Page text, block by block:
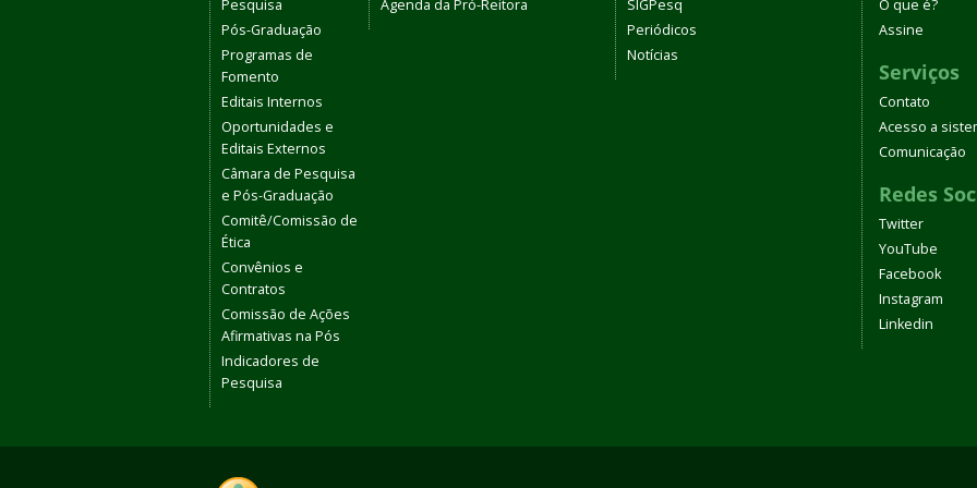
Pesquisa
Pós-Graduação
Programas de
Fomento
Editais Internos
Oportunidades e
Editais Externos
Câmara de Pesquisa
e Pós-Graduação
Comitê/Comissão de
Ética
Convênios e
Contratos
Comissão de Ações
Afirmativas na Pós
Indicadores de
Pesquisa
Agenda da Pró-Reitora
SIGPesq
Periódicos
Notícias
O que é?
Assine
Serviços
Contato
Acesso a
Comunicação
Redes
Twitter
YouTube
Facebook
Instagram
Linkedin